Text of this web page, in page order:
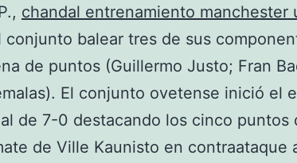
chandal entrenamiento manchester
conjunto balear tres de sus
de puntos (Guillermo Justo; Fran
El conjunto ovetense inició el
de 7-0 destacando los cinco puntos
de Ville Kaunisto en contraataque